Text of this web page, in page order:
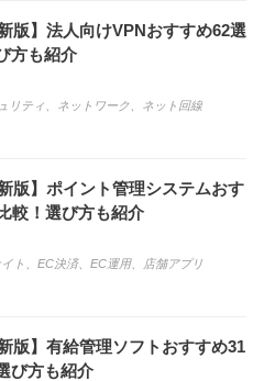
版】法人向けVPNおすすめ62選
方も紹介
リティ ネットワーク
ネット回線
新版】ポイント管理システムおす
較！選び方も紹介
ト EC決済、 EC運用、
店舗アプリ
版】有給管理ソフトおすすめ31
び方も紹介